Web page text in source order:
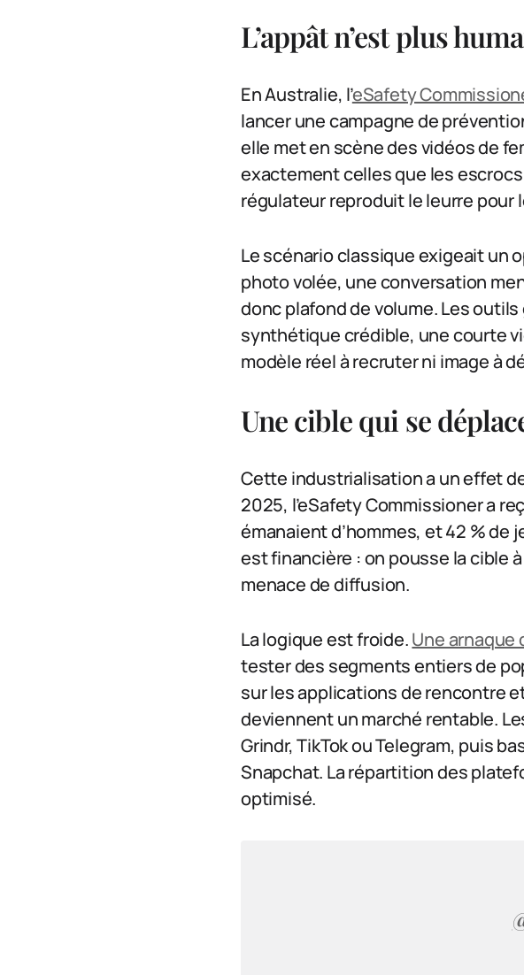
L’appât n’est plus
En Australie, l’eSafety
lancer une campagne de
elle met en scène des vidéos de
exactement celles que les
régulateur reproduit le leurre pour
Le scénario classique exigeait un
photo volée, une conversation
donc plafond de volume. Les
synthétique crédible, une courte
modèle réel à recruter ni image à
Une cible qui se
Cette industrialisation a un effet
2025, l’eSafety Commissioner a
émanaient d’hommes, et 42 % de
est financière : on pousse la cible
menace de diffusion.
La logique est froide.Une arnaque
tester des segments entiers de
sur les applications de rencontre
deviennent un marché rentable.
Grindr, TikTok ou Telegram, puis
Snapchat. La répartition des
optimisé.